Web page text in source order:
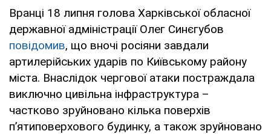
Вранці 18 липня голова Харківської обласної
державної адміністрації Олег Синєгубов
повідомив, що вночі росіяни завдали
артилерійських ударів по Київському району
міста. Внаслідок чергової атаки постраждала
виключно цивільна інфраструктура –
частково зруйновано кілька поверхів
п’ятиповерхового будинку, а також зруйновано